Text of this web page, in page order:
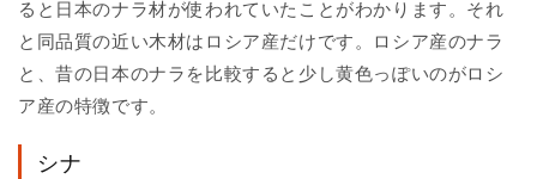
ると日本のナラ材が使われていたことがわかります。それ
と同品質の近い木材はロシア産だけです。ロシア産のナラ
と、昔の日本のナラを比較すると少し黄色っぽいのがロシ
ア産の特徴です。
シナ